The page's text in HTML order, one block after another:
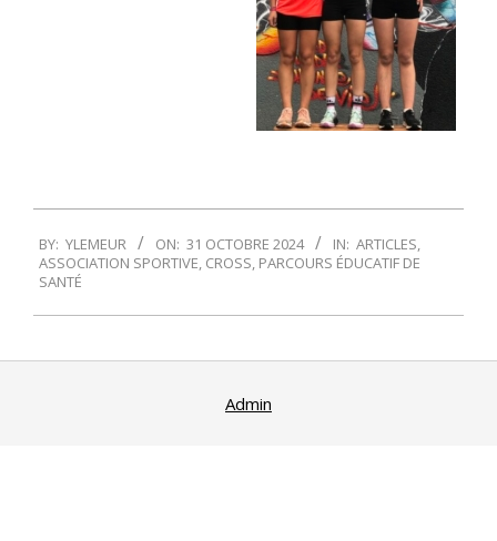
10-
31
BY: YLEMEUR ON: 31 OCTOBRE 2024 IN: ARTICLES,
ASSOCIATION SPORTIVE, CROSS, PARCOURS ÉDUCATIF DE
SANTÉ
Admin